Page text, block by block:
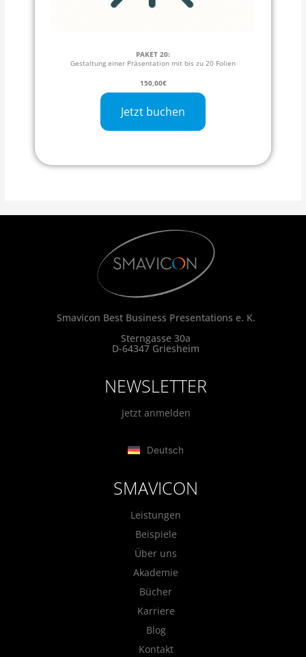
PAKET 20:
Gestaltung einer Präsentation mit bis zu 20 Folien
150,00€
Jetzt buchen
Smavicon Best Business Presentations e. K.
Sterngasse 30a
D-64347 Griesheim
NEWSLETTER
Jetzt anmelden
Deutsch
SMAVICON
Leistungen
Beispiele
Über uns
Akademie
Bücher
Karriere
Blog
Kontakt